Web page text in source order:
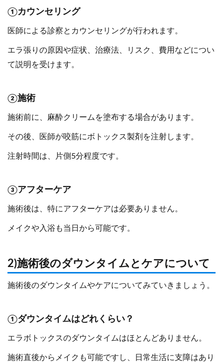
①カウンセリング
医師による診察とカウンセリングが行われます。
エラ張りの原因や症状、治療法、リスク、費用などについ
て説明を受けます。
②施術
施術前に、麻酔クリームを塗布する場合があります。
その後、医師が咬筋にボトックス製剤を注射します。
注射時間は、片側5分程度です。
③アフターケア
施術後は、特にアフターケアは必要ありません。
メイクや入浴も当日から可能です。
2)施術後のダウンタイムとケアについて
施術後のダウンタイムやケアについてみていきましょう。
①ダウンタイムはどれくらい？
エラボトックスのダウンタイムはほとんどありません。
施術直後からメイクも可能ですし、日常生活に支障はあり